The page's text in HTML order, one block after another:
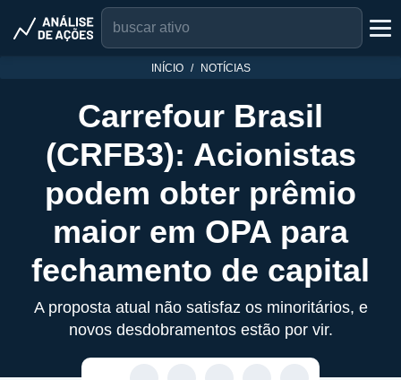
INÍCIO NOTÍCIAS
Carrefour Brasil
(CRFB3): Acionistas
podem obter prêmio
maior em OPA para
fechamento de capital
A proposta atual não satisfaz os minoritários, e
novos desdobramentos estão por vir.